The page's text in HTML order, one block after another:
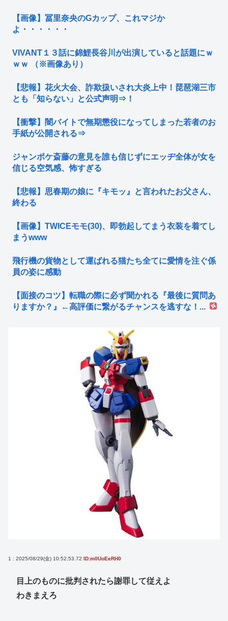
【画像】冨里奈央のGカップ、これマジか
よ・・・・・・
VIVANT１３話に錦鯉長谷川が出演していると話題にｗ
ｗｗ （※画像あり）
【悲報】花火大会、詐欺扱いされ大炎上中！琵琶湖三市
とも「知らない」と公式声明⇒！
【衝撃】闇バイトで無期懲役になってしまった若者のお
手紙が公開される⇒
ジャンポケ斎藤の意見を誰も信じずにエッヂ全体が女を
信じる空気感、怖すぎる
【悲報】思春期の娘に『キモッ』と言われたお父さん、
終わる
【画像】TWICEモモ(30)、即勃起してまう衣装を着てし
まうwww
飛行機の貨物として運ばれる猫たち全てに愛情を注ぐ係
員の姿に感動
【面接のコツ】転職の際に必ず聞かれる『最後に質問あ
りますか？』←高評価に繋がるチャンスを逃すな！...
1 : 2025/08/29(金) 10:52:53.72 ID:m0UoEeRH0
目上のものに批判されたら謝罪して従えよ
わきまえろ